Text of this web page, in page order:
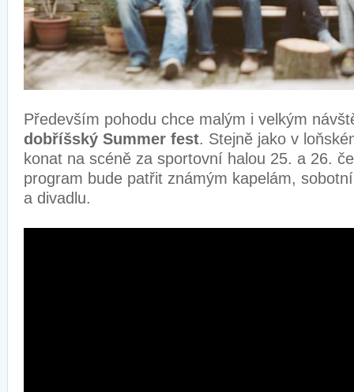
Především pohodu chce malým i velkým
dobříšský Summer fest. Stejně jako v
konat na scéně za sportovní halou 25. a 26.
program bude patřit známým kapelám,
a divadlu.